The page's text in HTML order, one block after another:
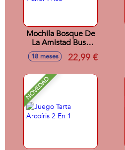
Mochila Bosque De
La Amistad Busy
Bea Fisher-Price
18 meses 22,99 €
NOVEDAD